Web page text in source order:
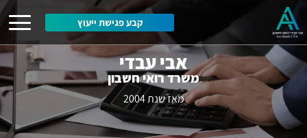
קבע פגישת ייעוץ
אבי עבדי
משרד רואי חשבון
מאז שנת 2004